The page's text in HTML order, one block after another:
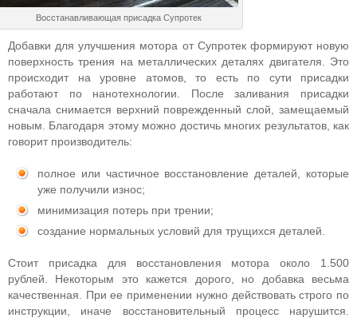
Восстанавливающая присадка Супротек
Добавки для улучшения мотора от Супротек формируют новую
поверхность трения на металлических деталях двигателя. Это
происходит на уровне атомов, то есть по сути присадки
работают по нанотехнологии. После заливания присадки
сначала снимается верхний поврежденный слой, замещаемый
новым. Благодаря этому можно достичь многих результатов, как
говорит производитель:
полное или частичное восстановление деталей, которые
уже получили износ;
минимизация потерь при трении;
создание нормальных условий для трущихся деталей.
Стоит присадка для восстановления мотора около 1.500
рублей. Некоторым это кажется дорого, но добавка весьма
качественная. При ее применении нужно действовать строго по
инструкции, иначе восстановительный процесс нарушится.